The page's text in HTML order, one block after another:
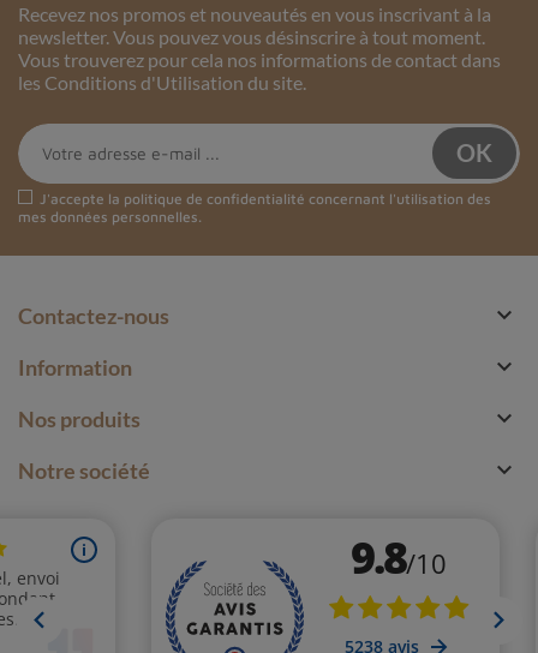
Recevez nos promos et nouveautés en vous inscrivant à la
newsletter. Vous pouvez vous désinscrire à tout moment.
Vous trouverez pour cela nos informations de contact dans
les Conditions d'Utilisation du site.
J'accepte la politique de confidentialité concernant l'utilisation des
mes données personnelles.
Contactez-nous 
Information 
Nos produits 
Notre société 